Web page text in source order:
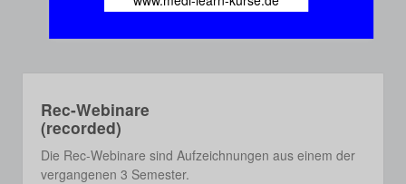
Rec-Webinare
(recorded)
Die Rec-Webinare sind Aufzeichnungen aus einem der
vergangenen 3 Semester.